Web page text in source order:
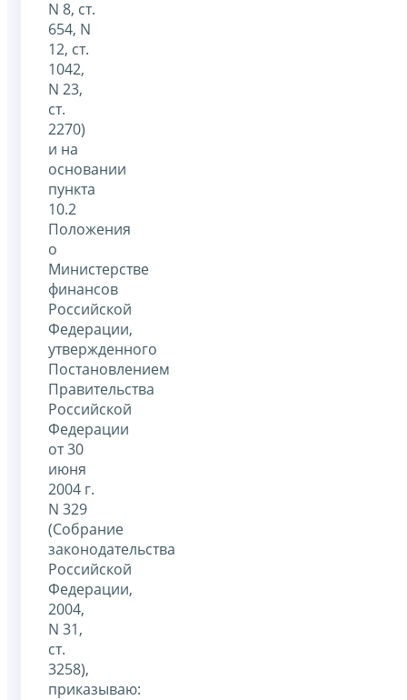
N 8, ст.
654, N
12, ст.
1042,
N 23,
ст.
2270)
и на
основании
пункта
10.2
Положения
о
Министерстве
финансов
Российской
Федерации,
утвержденного
Постановлением
Правительства
Российской
Федерации
от 30
июня
2004 г.
N 329
(Собрание
законодательства
Российской
Федерации,
2004,
N 31,
ст.
3258),
приказываю: